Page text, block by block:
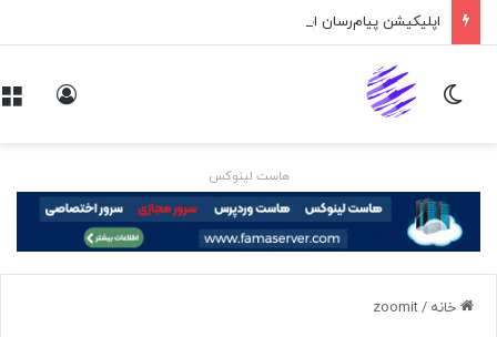
اپلیکیشن پیام‌رسان ایکس در راه است
تغییر پوسته
هاست لینوکس
خانه /
zoomit